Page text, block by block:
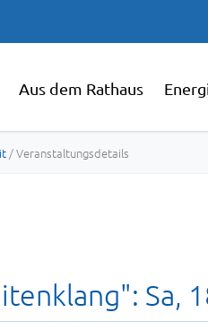
Aus dem Rathaus
/ Veranstaltungsdetails
Sa,